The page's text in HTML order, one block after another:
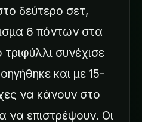
δεύτερο σετ,
6 πόντων στα
συνέχισε
και με 15-
να κάνουν στο
να επιστρέψουν. Οι